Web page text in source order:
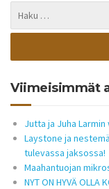
Viimeisimmät
Jutta ja Juha
Laystone ja
tulevassa jaksossa!
Maahantuojan
NYT ON HYVÄ